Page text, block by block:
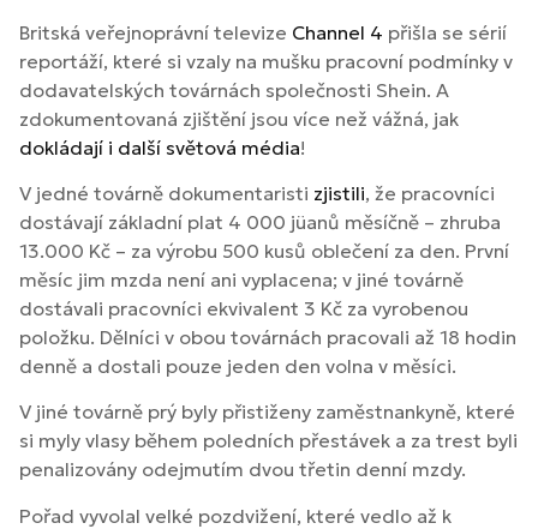
Britská veřejnoprávní televize Channel 4 přišla se sérií
reportáží, které si vzaly na mušku pracovní podmínky v
dodavatelských továrnách společnosti Shein. A
zdokumentovaná zjištění jsou více než vážná, jak
dokládají i další světová média!
V jedné továrně dokumentaristi zjistili, že pracovníci
dostávají základní plat 4 000 jüanů měsíčně – zhruba
13.000 Kč – za výrobu 500 kusů oblečení za den. První
měsíc jim mzda není ani vyplacena; v jiné továrně
dostávali pracovníci ekvivalent 3 Kč za vyrobenou
položku. Dělníci v obou továrnách pracovali až 18 hodin
denně a dostali pouze jeden den volna v měsíci.
V jiné továrně prý byly přistiženy zaměstnankyně, které
si myly vlasy během poledních přestávek a za trest byli
penalizovány odejmutím dvou třetin denní mzdy.
Pořad vyvolal velké pozdvižení, které vedlo až k